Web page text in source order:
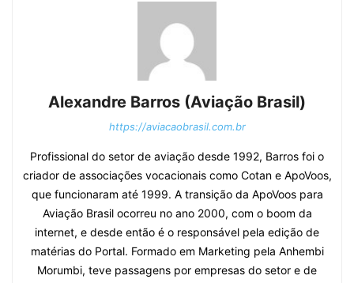
Alexandre Barros (Aviação Brasil)
https://aviacaobrasil.com.br
Profissional do setor de aviação desde 1992, Barros foi o
criador de associações vocacionais como Cotan e ApoVoos,
que funcionaram até 1999. A transição da ApoVoos para
Aviação Brasil ocorreu no ano 2000, com o boom da
internet, e desde então é o responsável pela edição de
matérias do Portal. Formado em Marketing pela Anhembi
Morumbi, teve passagens por empresas do setor e de